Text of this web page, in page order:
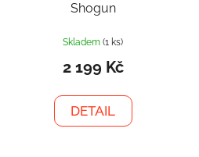
Shogun
Skladem(1 ks)
2 199 Kč
DETAIL